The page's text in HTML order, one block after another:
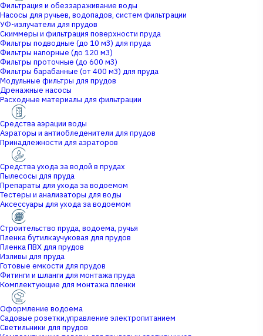
Фильтрация и обеззараживание воды
Насосы для ручьев, водопадов, систем фильтрации
УФ-излучатели для прудов
Скиммеры и фильтрация поверхности пруда
Фильтры подводные (до 10 м3) для пруда
Фильтры напорные (до 120 м3)
Фильтры проточные (до 600 м3)
Фильтры барабанные (от 400 м3) для пруда
Модульные фильтры для прудов
Дренажные насосы
Расходные материалы для фильтрации
Средства аэрации воды
Аэраторы и антиобледенители для прудов
Принадлежности для аэраторов
Средства ухода за водой в прудах
Пылесосы для пруда
Препараты для ухода за водоемом
Тестеры и анализаторы для воды
Аксессуары для ухода за водоемом
Строительство пруда, водоема, ручья
Пленка бутилкаучуковая для прудов
Пленка ПВХ для прудов
Изливы для пруда
Готовые емкости для прудов
Фитинги и шланги для монтажа пруда
Комплектующие для монтажа пленки
Оформление водоема
Садовые розетки,управление электропитанием
Светильники для прудов